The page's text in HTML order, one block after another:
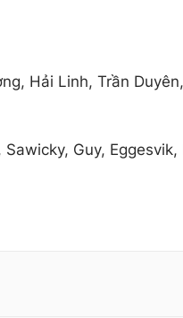
Hải Linh, Trần
Guy, Eggesvik,